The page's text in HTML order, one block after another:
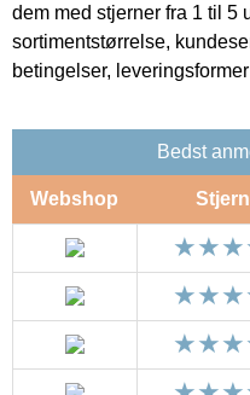
dem med stjerner fra 1 til 5
sortimentstørrelse,
betingelser,
Bedst
Webshop